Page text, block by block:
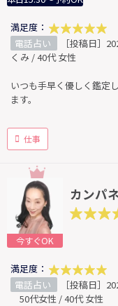
満足度：
電話占い
［投稿日］
くみ / 40代 女性
いつも手早く優しく鑑定
ます。
仕事
今すぐOK
カンパ
満足度：
電話占い
［投稿日］
50代女性 / 40代 女性